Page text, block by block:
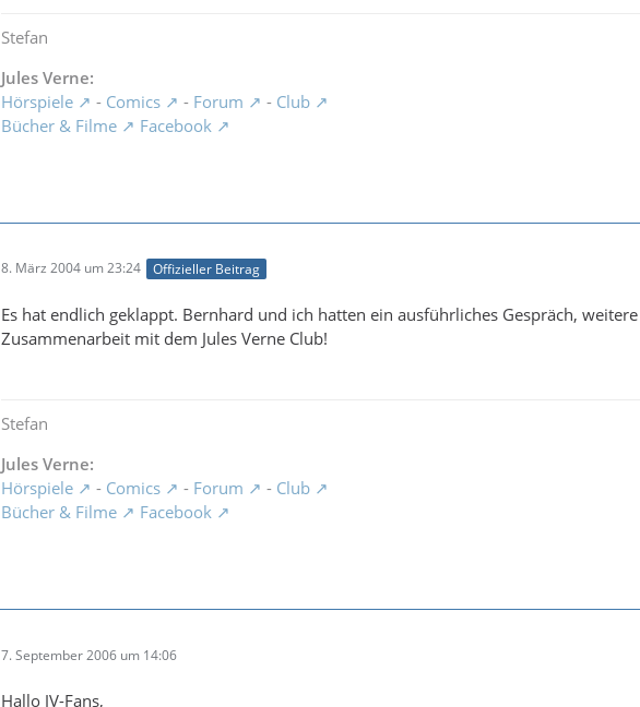
Stefan
Jules Verne:
Hörspiele
- Comics - Forum - Club
Bücher & Filme
Facebook
8. März 2004 um 23:24 Offizieller Beitrag
Es hat endlich geklappt. Bernhard und ich hatten ein ausführliches Gespräch,
Zusammenarbeit mit dem Jules Verne Club!
Stefan
Jules Verne:
Hörspiele
- Comics - Forum - Club
Bücher & Filme
Facebook
7. September 2006 um 14:06
Hallo JV-Fans,